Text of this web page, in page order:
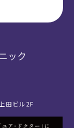
田ビル2F